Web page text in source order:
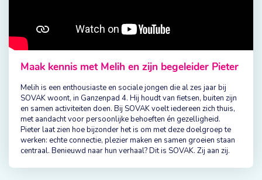
Maak kennis met Melih en zijn begeleider Pieter
Melih is een enthousiaste en sociale jongen die al zes jaar bij
SOVAK woont, in Ganzenpad 4. Hij houdt van fietsen, buiten zijn
en samen activiteiten doen. Bij SOVAK voelt iedereen zich thuis,
met aandacht voor persoonlijke behoeften én gezelligheid.
Pieter laat zien hoe bijzonder het is om met deze doelgroep te
werken: echte connectie, plezier maken en samen groeien staan
centraal. Benieuwd naar hun verhaal? Dit is SOVAK. Zij aan zij.